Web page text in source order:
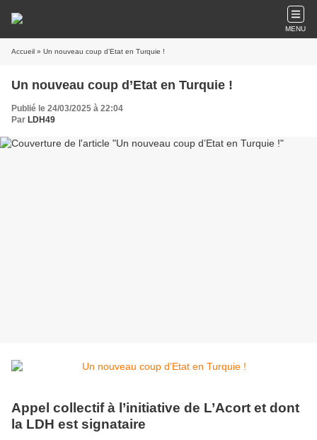
MENU
Accueil » Un nouveau coup d’Etat en Turquie !
Un nouveau coup d’Etat en Turquie !
Publié le 24/03/2025 à 22:04
Par LDH49
Appel collectif à l’initiative de L’Acort et dont
la LDH est signataire